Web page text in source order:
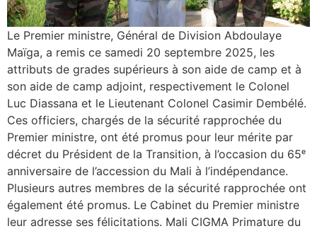
Le Premier ministre, Général de Division Abdoulaye
Maïga, a remis ce samedi 20 septembre 2025, les
attributs de grades supérieurs à son aide de camp et à
son aide de camp adjoint, respectivement le Colonel
Luc Diassana et le Lieutenant Colonel Casimir Dembélé.
Ces officiers, chargés de la sécurité rapprochée du
Premier ministre, ont été promus pour leur mérite par
décret du Président de la Transition, à l’occasion du 65ᵉ
anniversaire de l’accession du Mali à l’indépendance.
Plusieurs autres membres de la sécurité rapprochée ont
également été promus. Le Cabinet du Premier ministre
leur adresse ses félicitations. Mali CIGMA Primature du